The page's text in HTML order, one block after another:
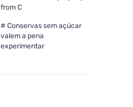
from C
# Conservas sem açúcar
valem a pena
experimentar